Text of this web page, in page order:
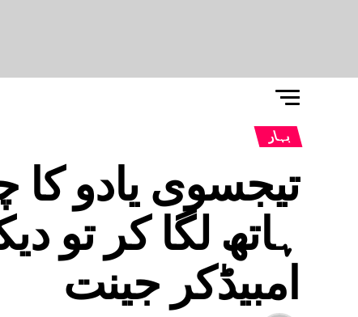
بہار
تیجسوی یادو
ہاتھ لگا کر تو
امبیڈکر جینت